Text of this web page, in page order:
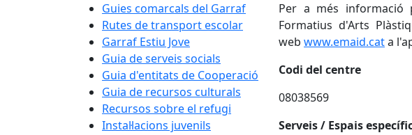
Guies comarcals del Garraf
Rutes de transport escolar
Garraf Estiu Jove
Guia de serveis socials
Guia d'entitats de Cooperació
Guia de recursos culturals
Recursos sobre el refugi
Instal·lacions juvenils
Per a més informació
Formatius d'Arts
web www.emaid.cata
Codi del centre
08038569
Serveis / Espais